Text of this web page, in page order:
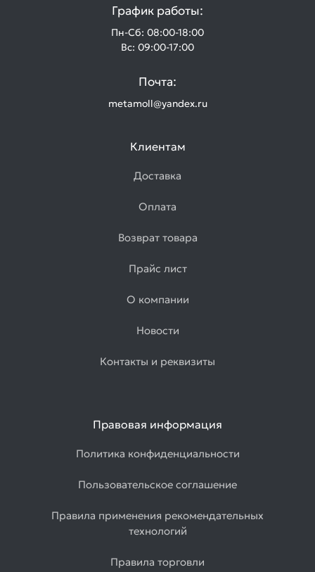
График работы:
Пн-Сб: 08:00-18:00
Вс: 09:00-17:00
Почта:
metamoll@yandex.ru
Клиентам
Доставка
Оплата
Возврат товара
Прайс лист
О компании
Новости
Контакты и реквизиты
Правовая информация
Политика конфиденциальности
Пользовательское соглашение
Правила применения рекомендательных
технологий
Правила торговли